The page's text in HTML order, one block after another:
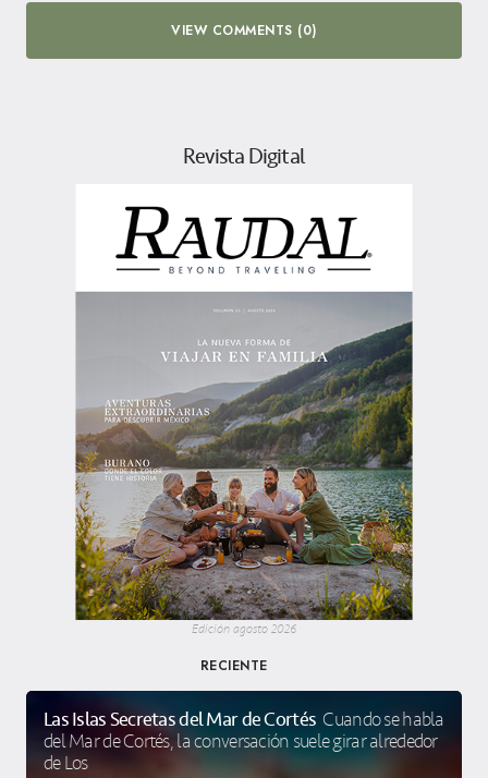
VIEW COMMENTS (0)
Revista Digital
Edición agosto 2026
RECIENTE
Las Islas Secretas del Mar de Cortés Cuando se habla
del Mar de Cortés, la conversación suele girar alrededor
de Los